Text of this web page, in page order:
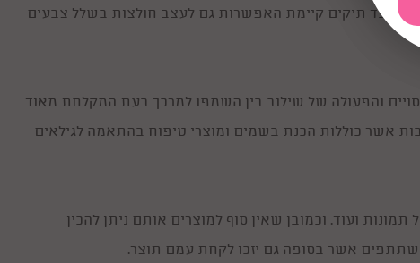
מלבד תיקים קיימת האפשרות גם לעצב חולצות בשלל צבעים
והפעולה של שילוב בין השמפו למרכך בעת המקלחת מאוד
אשר כוללות הכנת בשמים ומוצרי טיפוח בהתאמה לגילאים
ועוד. וכמובן שאין סוף למוצרים אותם ניתן להכין
אשר בסופה גם יזכו לקחת עמם תוצר.